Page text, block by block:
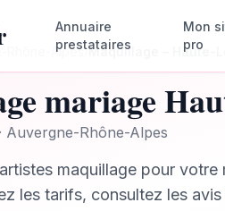
Annuaire
prestataires
Mon
pro
Rhône-Alpes/Maquillage Haute-
mariage
· Auvergne-Rhône-Alpes
artistes maquillage pour votre
les tarifs, consultez les